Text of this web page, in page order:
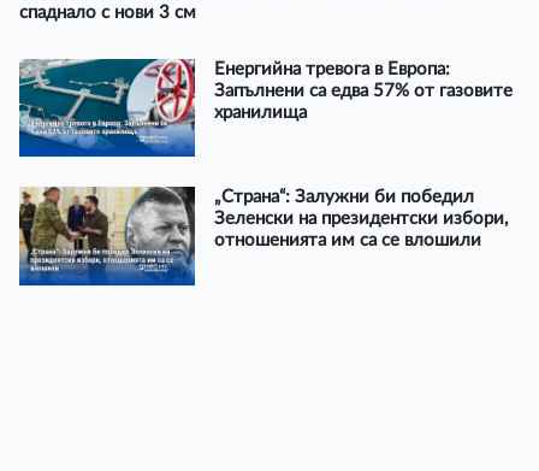
спаднало с нови 3 см
Енергийна тревога в Европа:
Запълнени са едва 57% от газовите
хранилища
„Страна“: Залужни би победил
Зеленски на президентски избори,
отношенията им са се влошили